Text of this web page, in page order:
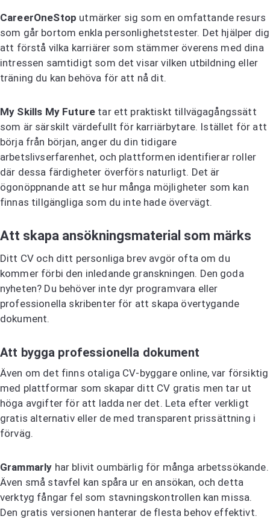
CareerOneStop utmärker sig som en omfattande resurs
som går bortom enkla personlighetstester. Det hjälper dig
att förstå vilka karriärer som stämmer överens med dina
intressen samtidigt som det visar vilken utbildning eller
träning du kan behöva för att nå dit.
My Skills My Future tar ett praktiskt tillvägagångssätt
som är särskilt värdefullt för karriärbytare. Istället för att
börja från början, anger du din tidigare
arbetslivserfarenhet, och plattformen identifierar roller
där dessa färdigheter överförs naturligt. Det är
ögonöppnande att se hur många möjligheter som kan
finnas tillgängliga som du inte hade övervägt.
Att skapa ansökningsmaterial som märks
Ditt CV och ditt personliga brev avgör ofta om du
kommer förbi den inledande granskningen. Den goda
nyheten? Du behöver inte dyr programvara eller
professionella skribenter för att skapa övertygande
dokument.
Att bygga professionella dokument
Även om det finns otaliga CV-byggare online, var försiktig
med plattformar som skapar ditt CV gratis men tar ut
höga avgifter för att ladda ner det. Leta efter verkligt
gratis alternativ eller de med transparent prissättning i
förväg.
Grammarly har blivit oumbärlig för många arbetssökande.
Även små stavfel kan spåra ur en ansökan, och detta
verktyg fångar fel som stavningskontrollen kan missa.
Den gratis versionen hanterar de flesta behov effektivt.